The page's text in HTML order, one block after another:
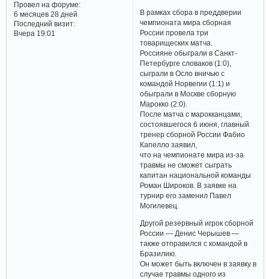
Провел на форуме:
6 месяцев 28 дней
Последний визит:
Вчера 19:01
В рамках сбора в преддверии
чемпионата мира сборная
России провела три
товарищеских матча.
Россияне обыграли в Санкт-
Петербурге словаков (1:0),
сыграли в Осло вничью с
командой Норвегии (1:1) и
обыграли в Москве сборную
Марокко (2:0).
После матча с марокканцами,
состоявшегося 6 июня, главный
тренер сборной России Фабио
Капелло заявил,
что на чемпионате мира из-за
травмы не сможет сыграть
капитан национальной команды
Роман Широков. В заявке на
турнир его заменил Павел
Могилевец.
Другой резервный игрок сборной
России — Денис Черышев —
также отправился с командой в
Бразилию.
Он может быть включен в заявку в
случае травмы одного из